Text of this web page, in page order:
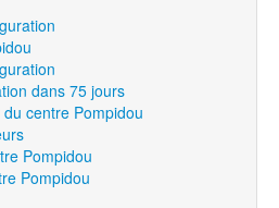
dans 75 jours
centre Pompidou
Pompidou
Pompidou